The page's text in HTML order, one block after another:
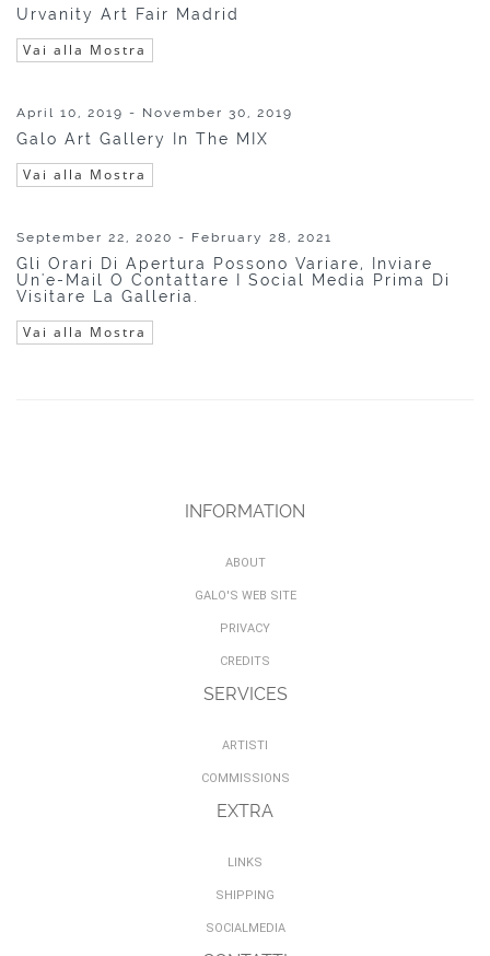
Urvanity Art Fair Madrid
Vai alla Mostra
April 10, 2019 - November 30, 2019
Galo Art Gallery In The MIX
Vai alla Mostra
September 22, 2020 - February 28, 2021
Gli Orari Di Apertura Possono Variare, Inviare
Un'e-Mail O Contattare I Social Media Prima Di
Visitare La Galleria.
Vai alla Mostra
INFORMATION
ABOUT
GALO'S WEB SITE
PRIVACY
CREDITS
SERVICES
ARTISTI
COMMISSIONS
EXTRA
LINKS
SHIPPING
SOCIALMEDIA